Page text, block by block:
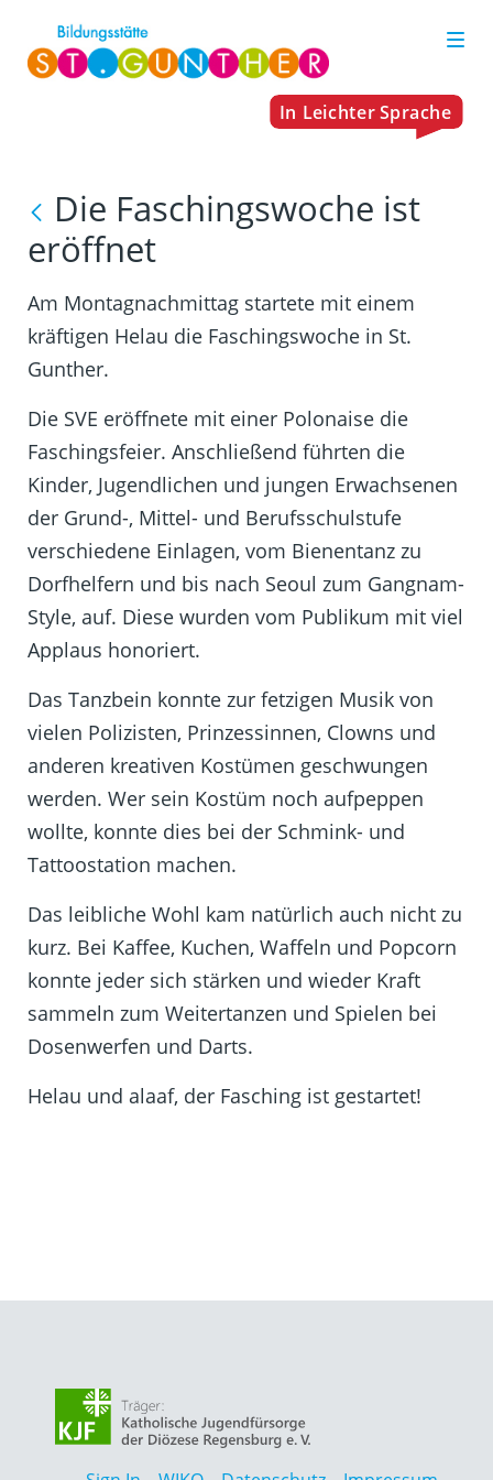
Die Faschingswoche ist
eröffnet
Am Montagnachmittag startete mit einem
kräftigen Helau die Faschingswoche in St.
Gunther.
Die SVE eröffnete mit einer Polonaise die
Faschingsfeier. Anschließend führten die
Kinder, Jugendlichen und jungen Erwachsenen
der Grund-, Mittel- und Berufsschulstufe
verschiedene Einlagen, vom Bienentanz zu
Dorfhelfern und bis nach Seoul zum Gangnam-
Style, auf. Diese wurden vom Publikum mit viel
Applaus honoriert.
Das Tanzbein konnte zur fetzigen Musik von
vielen Polizisten, Prinzessinnen, Clowns und
anderen kreativen Kostümen geschwungen
werden. Wer sein Kostüm noch aufpeppen
wollte, konnte dies bei der Schmink- und
Tattoostation machen.
Das leibliche Wohl kam natürlich auch nicht zu
kurz. Bei Kaffee, Kuchen, Waffeln und Popcorn
konnte jeder sich stärken und wieder Kraft
sammeln zum Weitertanzen und Spielen bei
Dosenwerfen und Darts.
Helau und alaaf, der Fasching ist gestartet!